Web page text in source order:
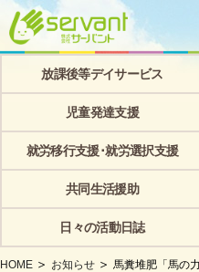
放課後等デイサービス
児童発達支援
就労移行支援･就労選択支援
共同生活援助
日々の活動日誌
HOME お知らせ 馬糞堆肥「馬の